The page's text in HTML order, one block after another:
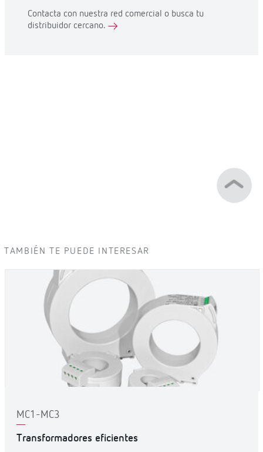
Contacta con nuestra red comercial o busca tu
distribuidor cercano.
TAMBIÉN TE PUEDE INTERESAR
MC1-MC3
Transformadores eficientes